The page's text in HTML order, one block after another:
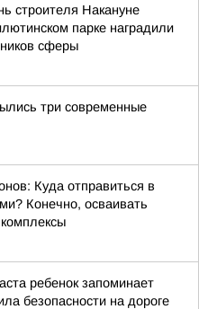
строителя Накануне
парке наградили
сферы
три современные
Куда отправиться в
Конечно, осваивать
ребенок запоминает
безопасности на дороге